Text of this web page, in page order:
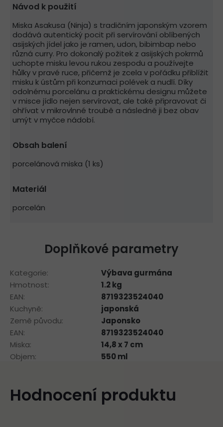
Návod k použití
Miska Asakusa (Ninja) s tradičním japonským vzorem
dodává autentický pocit při servírování oblíbených
asijských jídel jako je ramen, udon, bibimbap nebo
různá curry. Pro dokonalý požitek z asijských pokrmů
uchopte misku levou rukou zespodu a používejte
hůlky v pravé ruce, přičemž je zcela v pořádku přiblížit
misku k ústům při konzumaci polévek a nudlí. Díky
odolnému porcelánu a praktickému designu můžete
v misce jídlo nejen servírovat, ale také připravovat či
ohřívat v mikrovlnné troubě a následně ji bez obav
umýt v myčce nádobí.
Obsah balení
porcelánová miska (1 ks)
Materiál
porcelán
Doplňkové parametry
Kategorie:
Výbava gurmána
Hmotnost:
1.2 kg
EAN:
8719323524040
Kuchyně:
japonská
Země původu:
Japonsko
EAN:
8719323524040
Miska:
14,8 x 7 cm
Objem: 550 ml
Hodnocení produktu